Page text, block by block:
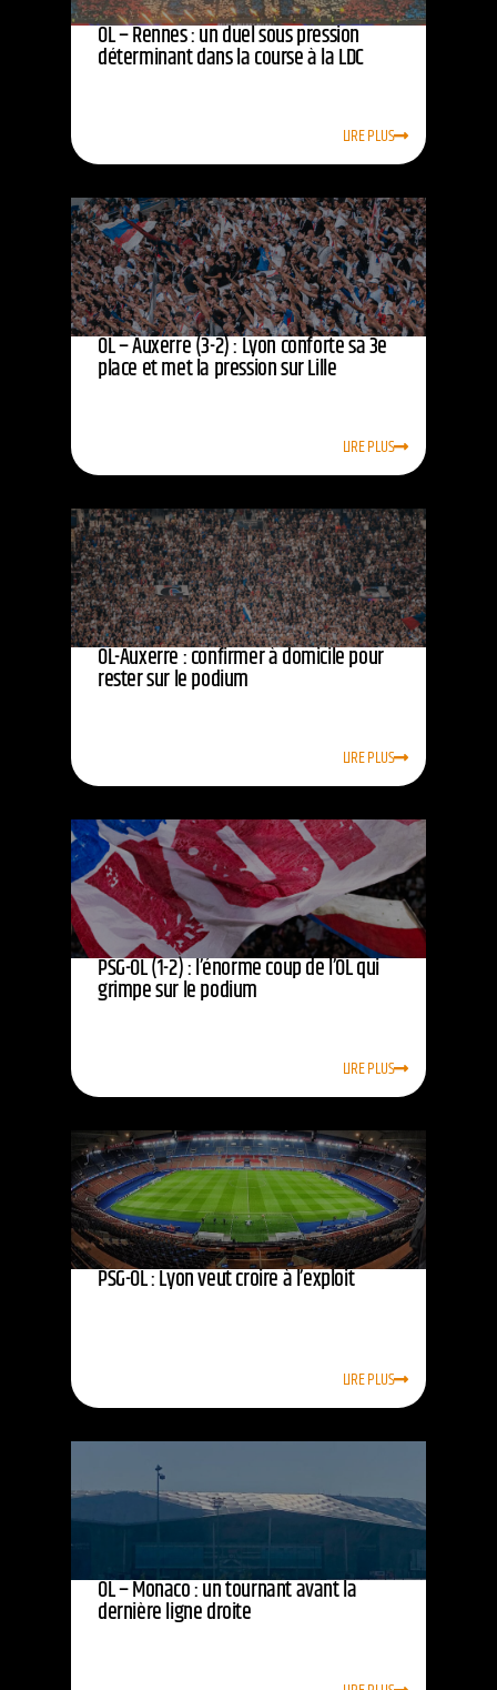
OL – Rennes : un duel sous pression
déterminant dans la course à la LDC
LIRE PLUS
OL – Auxerre (3-2) : Lyon conforte sa 3e
place et met la pression sur Lille
LIRE PLUS
OL-Auxerre : confirmer à domicile pour
rester sur le podium
LIRE PLUS
PSG-OL (1-2) : l’énorme coup de l’OL qui
grimpe sur le podium
LIRE PLUS
PSG-OL : Lyon veut croire à l’exploit
LIRE PLUS
OL – Monaco : un tournant avant la
dernière ligne droite